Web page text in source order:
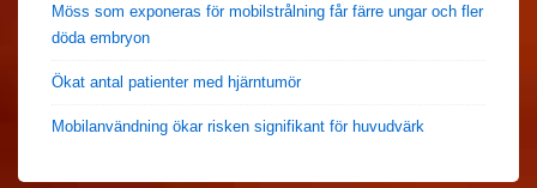
Möss som exponeras för mobilstrålning får färre ungar och fler
döda embryon
Ökat antal patienter med hjärntumör
Mobilanvändning ökar risken signifikant för huvudvärk